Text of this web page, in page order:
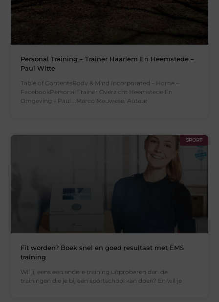
Personal Training – Trainer Haarlem En Heemstede –
Paul Witte
Table of ContentsBody & Mind Incorporated – Home –
FacebookPersonal Trainer Overzicht Heemstede En
Omgeving – Paul …Marco Meuwese, Auteur
SPORT
Fit worden? Boek snel en goed resultaat met EMS
training
Wil jij eens een andere training uitproberen dan de
trainingen die je bij een sportschool kan doen? En wil je